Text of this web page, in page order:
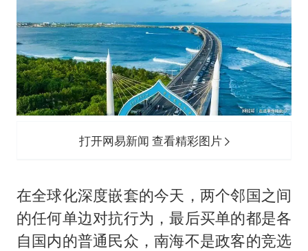
打开网易新闻 查看精彩图片
在全球化深度嵌套的今天，两个邻国之间
的任何单边对抗行为，最后买单的都是各
自国内的普通民众，南海不是政客的竞选